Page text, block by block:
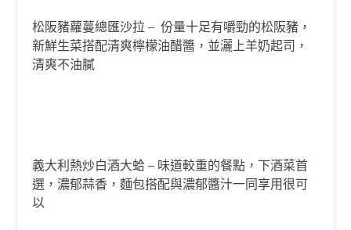
松阪豬蘿蔓總匯沙拉 – 份量十足有嚼勁的松阪豬，
新鮮生菜搭配清爽檸檬油醋醬，並灑上羊奶起司，
清爽不油膩
義大利熱炒白酒大蛤 – 味道較重的餐點，下酒菜首
選，濃郁蒜香，麵包搭配與濃郁醬汁一同享用很可
以